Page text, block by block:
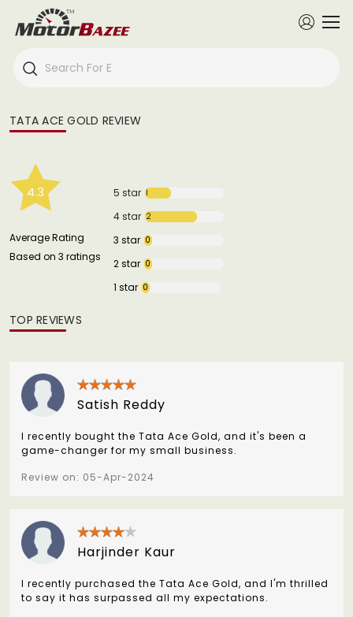
TATA ACE GOLD REVIEW
4.3
Average Rating
Based on 3 ratings
5 star 1
4 star 2
3 star 0
2 star 0
1 star 0
TOP REVIEWS
Satish Reddy
I recently bought the Tata Ace Gold, and it's been a
game-changer for my small business.
Review on: 05-Apr-2024
Harjinder Kaur
I recently purchased the Tata Ace Gold, and I'm thrilled
to say it has surpassed all my expectations.